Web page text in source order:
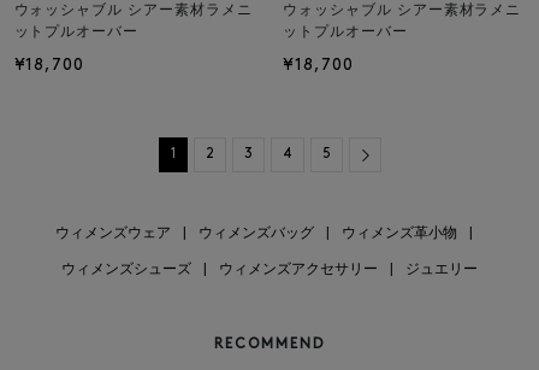
ウォッシャブル シアー素材ラメニ
ットプルオーバー
¥18,700
ウォッシャブル シアー素材ラメニ
ットプルオーバー
¥18,700
1 2 3 4 5 Next
ウィメンズウェア ウィメンズバッグ ウィメンズ革小物
ウィメンズシューズ ウィメンズアクセサリー ジュエリー
RECOMMEND